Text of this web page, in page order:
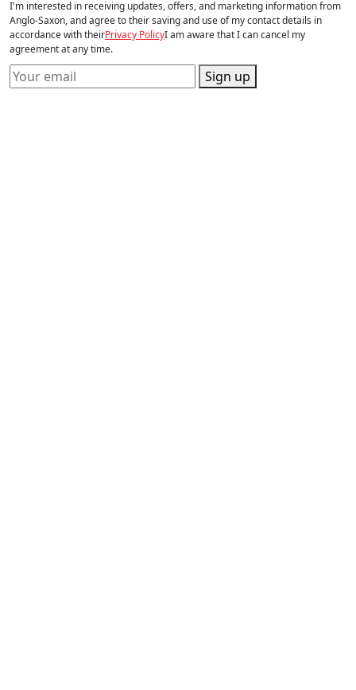
I'm interested in receiving updates, offers, and marketing information from
Anglo-Saxon, and agree to their saving and use of my contact details in
accordance with theirPrivacy PolicyI am aware that I can cancel my
agreement at any time.
Sign up